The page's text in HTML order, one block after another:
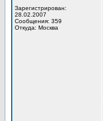
Зарегистрирован:
28.02.2007
Сообщения: 359
Откуда: Москва